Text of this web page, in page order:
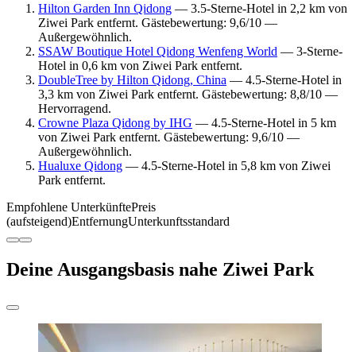
Hilton Garden Inn Qidong — 3.5-Sterne-Hotel in 2,2 km von
Ziwei Park entfernt. Gästebewertung: 9,6/10 —
Außergewöhnlich.
SSAW Boutique Hotel Qidong Wenfeng World — 3-Sterne-
Hotel in 0,6 km von Ziwei Park entfernt.
DoubleTree by Hilton Qidong, China — 4.5-Sterne-Hotel in
3,3 km von Ziwei Park entfernt. Gästebewertung: 8,8/10 —
Hervorragend.
Crowne Plaza Qidong by IHG — 4.5-Sterne-Hotel in 5 km
von Ziwei Park entfernt. Gästebewertung: 9,6/10 —
Außergewöhnlich.
Hualuxe Qidong — 4.5-Sterne-Hotel in 5,8 km von Ziwei
Park entfernt.
Empfohlene UnterkünftePreis
(aufsteigend)EntfernungUnterkunftsstandard
Deine Ausgangsbasis nahe Ziwei Park